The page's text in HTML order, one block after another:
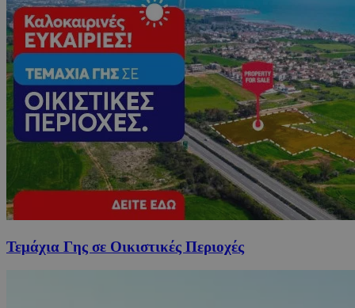
Τεμάχια Γης σε Οικιστικές Περιοχές